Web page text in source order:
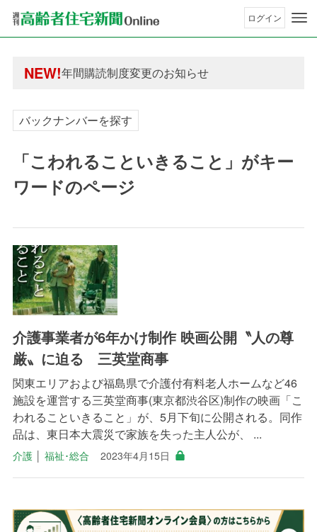
ログイン
NEW!
年間購読制度変更のお知らせ
高齢者住宅新聞 無料会員の皆様へ閲覧本数変更
バックナンバーを探す
「こわれることいきること」がキー
ワードのページ
介護事業者が6年かけ制作 映画公開〝人の尊
厳〟に迫る 三英堂商事
関東エリアおよび福島県で介護付有料老人ホームなど46
施設を運営する三英堂商事(東京都渋谷区)制作の映画「こ
われることいきること」が、5月下旬に公開される。同作
品は、東日本大震災で家族を失った主人公が、 ...
介護│ 福祉･総合 2023年4月15日